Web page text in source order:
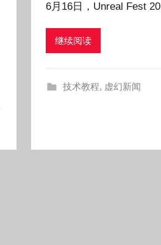
:
g
6月16日，Unreal Fest 20
继续阅读
技术教程, 虚幻新闻